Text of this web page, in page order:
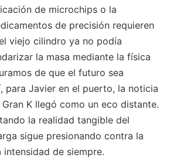
de microchips o la
de precisión requieren
viejo cilindro ya no podía
la masa mediante la física
de que el futuro sea
para Javier en el puerto, la noticia
K llegó como un eco distante.
la realidad tangible del
sigue presionando contra la
de siempre.